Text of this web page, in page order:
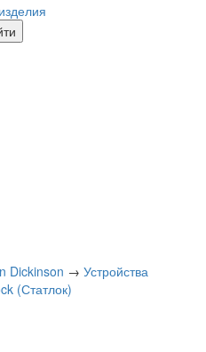
Dickinson → Устройства
(Статлок)